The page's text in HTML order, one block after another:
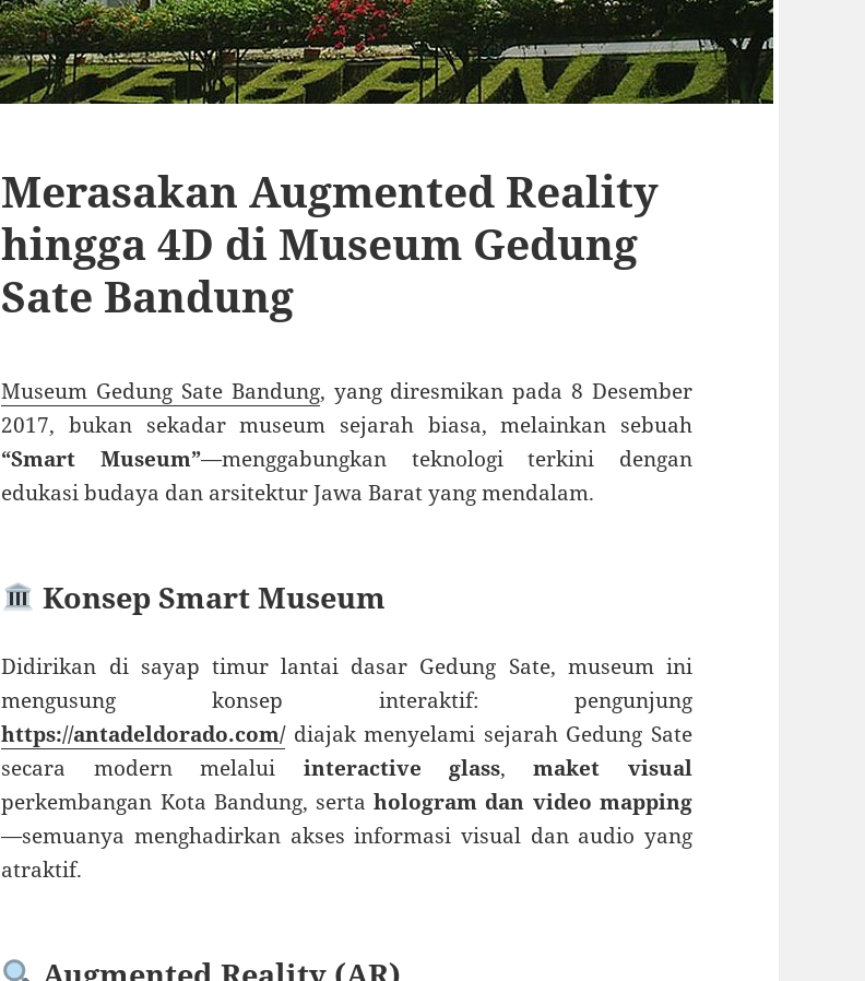
Merasakan Augmented Reality
hingga 4D di Museum Gedung
Sate Bandung
Museum Gedung Sate Bandung, yang diresmikan pada 8 Desember
2017, bukan sekadar museum sejarah biasa, melainkan sebuah
“Smart Museum”—menggabungkan teknologi terkini dengan
edukasi budaya dan arsitektur Jawa Barat yang mendalam.
Konsep Smart Museum
Didirikan di sayap timur lantai dasar Gedung Sate, museum ini
mengusung konsep interaktif: pengunjung
https://antadeldorado.com/diajak menyelami sejarah Gedung Sate
secara modern melalui interactive glass,maket visual
perkembangan Kota Bandung, sertahologram dan video mapping
—semuanya menghadirkan akses informasi visual dan audio yang
atraktif.